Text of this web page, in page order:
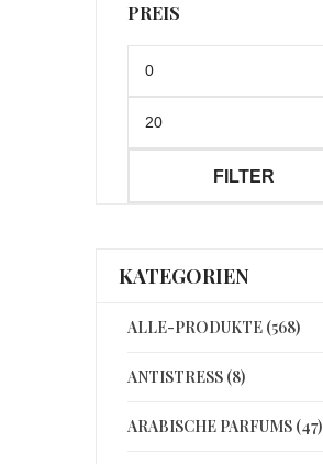
PREIS
Preis
Preis
FILTER
KATEGORIEN
ALLE-PRODUKTE (568)
ANTISTRESS (8)
ARABISCHE PARFUMS (47)